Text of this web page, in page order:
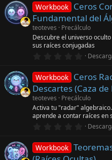
s
0
e
s
t
r
e
l
s
Workbook Ceros
Fundamental del
teoteves
Precálculo
Descubre el universo
sus raíces conjugadas
0
0
s
t
r
e
l
s
)
Workbook Ceros
Descartes (Caza de
teoteves
Precálculo
Activa tu "radar"
aprende a contar raíces en
0
0
Workbook